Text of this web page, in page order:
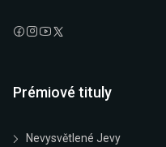
Prémiové tituly
Nevysvětlené Jevy